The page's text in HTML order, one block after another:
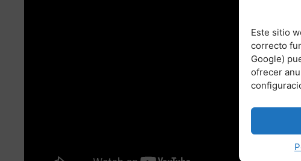
Este sitio
correcto
Google)
ofrecer